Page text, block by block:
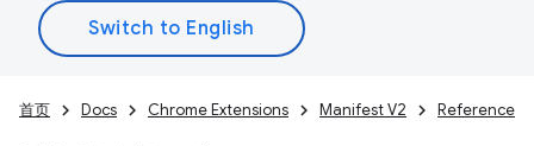
首页 Docs Chrome Extensions Manifest V2 Reference